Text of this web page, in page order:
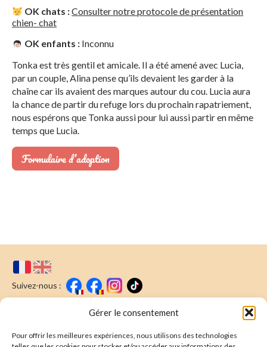
Gérer le consentement
Pour offrir les meilleures expériences, nous utilisons des technologies
OK chats :Consulter notre protocole de présentation
chien- chat
OK enfants : Inconnu
Tonka est très gentil et amicale. Il a été amené avec Lucia,
par un couple, Alina pense qu’ils devaient les garder à la
chaîne car ils avaient des marques autour du cou. Lucia aura
la chance de partir du refuge lors du prochain rapatriement,
nous espérons que Tonka aussi pour lui aussi partir en même
temps que Lucia.
Formulaire d’adoption
Suivez-nous :
Nous écrire
Newsletter